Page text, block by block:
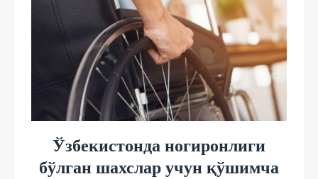
Ўзбекистонда ногиронлиги
бўлган шахслар учун қўшимча